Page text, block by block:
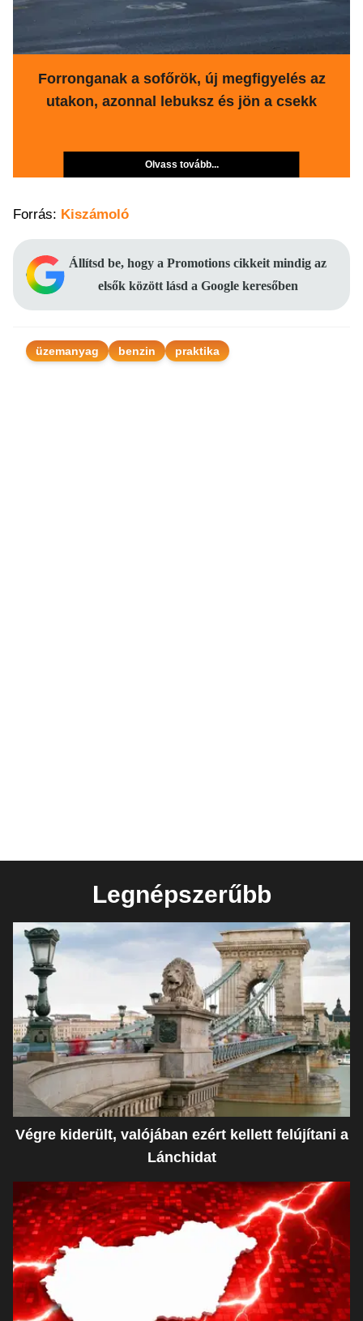
Forronganak a sofőrök, új megfigyelés az
utakon, azonnal lebuksz és jön a csekk
Olvass tovább...
Forrás: Kiszámoló
Állítsd be, hogy a Promotions cikkeit mindig az
elsők között lásd a Google keresőben
üzemanyag benzin praktika
Legnépszerűbb
Végre kiderült, valójában ezért kellett felújítani a
Lánchidat